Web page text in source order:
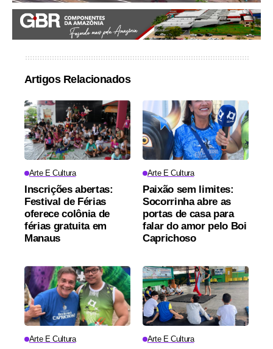
Artigos Relacionados
Arte E Cultura
Inscrições abertas:
Festival de Férias
oferece colônia de
férias gratuita em
Manaus
Arte E Cultura
Paixão sem limites:
Socorrinha abre as
portas de casa para
falar do amor pelo Boi
Caprichoso
Arte E Cultura Arte E Cultura